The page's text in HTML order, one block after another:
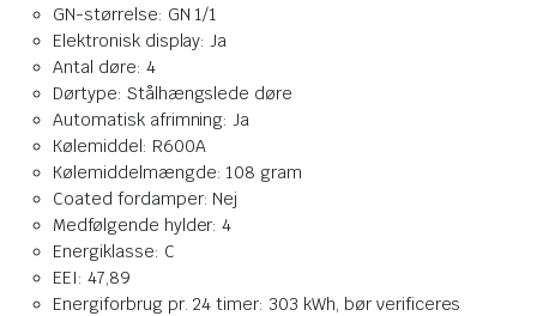
GN-størrelse: GN 1/1
Elektronisk display: Ja
Antal døre: 4
Dørtype: Stålhængslede døre
Automatisk afrimning: Ja
Kølemiddel: R600A
Kølemiddelmængde: 108 gram
Coated fordamper: Nej
Medfølgende hylder: 4
Energiklasse: C
EEI: 47,89
Energiforbrug pr. 24 timer: 303 kWh, bør verificeres